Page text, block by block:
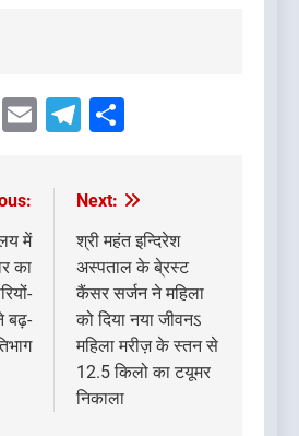
X EmailTelegram
में
का
बढ़-
Next:
श्री महंत इन्दिरेश
अस्पताल के बे्रस्ट
कैंसर सर्जन ने महिला
को दिया नया जीवनऽ
महिला मरीज़ के स्तन से
12.5 किलो का टयूमर
निकाला